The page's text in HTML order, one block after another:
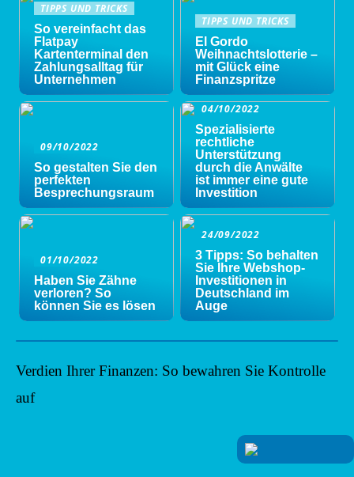
TIPPS UND TRICKS
So vereinfacht das
Flatpay
Kartenterminal den
Zahlungsalltag für
Unternehmen
TIPPS UND TRICKS
El Gordo
Weihnachtslotterie –
mit Glück eine
Finanzspritze
09/10/2022
So gestalten Sie den
perfekten
Besprechungsraum
04/10/2022
Spezialisierte
rechtliche
Unterstützung
durch die Anwälte
ist immer eine gute
Investition
01/10/2022
Haben Sie Zähne
verloren? So
können Sie es lösen
24/09/2022
3 Tipps: So behalten
Sie Ihre Webshop-
Investitionen in
Deutschland im
Auge
Verdien Ihrer Finanzen: So bewahren Sie Kontrolle
auf